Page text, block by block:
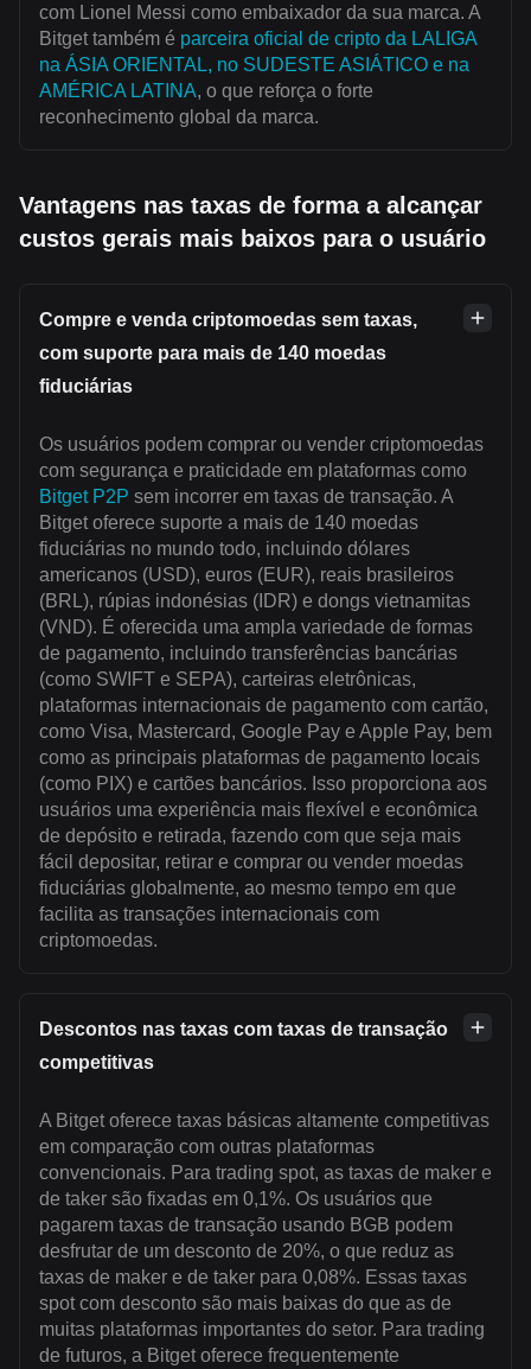
com Lionel Messi como embaixador da sua marca. A
Bitget também é parceira oficial de cripto da LALIGA
na ÁSIA ORIENTAL, no SUDESTE ASIÁTICO e na
AMÉRICA LATINA, o que reforça o forte
reconhecimento global da marca.
Vantagens nas taxas de forma a alcançar
custos gerais mais baixos para o usuário
Compre e venda criptomoedas sem taxas,
com suporte para mais de 140 moedas
fiduciárias
Os usuários podem comprar ou vender criptomoedas
com segurança e praticidade em plataformas como
Bitget P2P sem incorrer em taxas de transação. A
Bitget oferece suporte a mais de 140 moedas
fiduciárias no mundo todo, incluindo dólares
americanos (USD), euros (EUR), reais brasileiros
(BRL), rúpias indonésias (IDR) e dongs vietnamitas
(VND). É oferecida uma ampla variedade de formas
de pagamento, incluindo transferências bancárias
(como SWIFT e SEPA), carteiras eletrônicas,
plataformas internacionais de pagamento com cartão,
como Visa, Mastercard, Google Pay e Apple Pay, bem
como as principais plataformas de pagamento locais
(como PIX) e cartões bancários. Isso proporciona aos
usuários uma experiência mais flexível e econômica
de depósito e retirada, fazendo com que seja mais
fácil depositar, retirar e comprar ou vender moedas
fiduciárias globalmente, ao mesmo tempo em que
facilita as transações internacionais com
criptomoedas.
Descontos nas taxas com taxas de transação
competitivas
A Bitget oferece taxas básicas altamente competitivas
em comparação com outras plataformas
convencionais. Para trading spot, as taxas de maker e
de taker são fixadas em 0,1%. Os usuários que
pagarem taxas de transação usando BGB podem
desfrutar de um desconto de 20%, o que reduz as
taxas de maker e de taker para 0,08%. Essas taxas
spot com desconto são mais baixas do que as de
muitas plataformas importantes do setor. Para trading
de futuros, a Bitget oferece frequentemente